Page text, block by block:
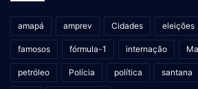
amapá amprev Cidades eleições
famosos fórmula-1 internação
petróleo Polícia política santana